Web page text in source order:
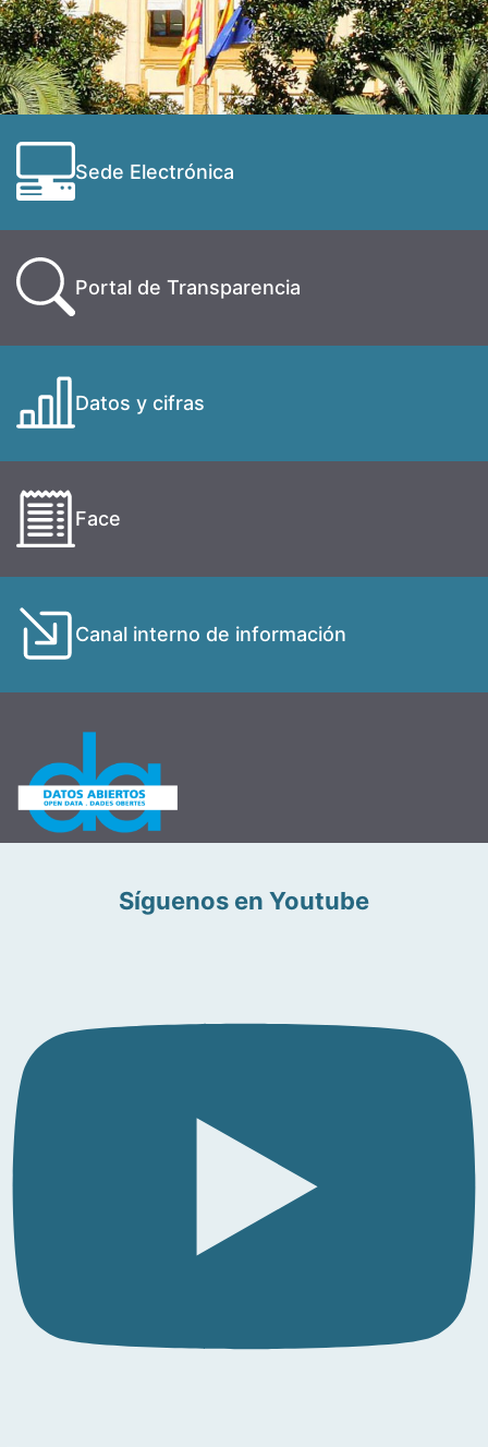
Sede Electrónica
Portal de Transparencia
Datos y cifras
Face
Canal interno de información
Síguenos en Youtube